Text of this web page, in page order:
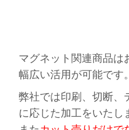
マグネット関連商品は
幅広い活用が可能です。
弊社では印刷、切断、
に応じた加工をいたし